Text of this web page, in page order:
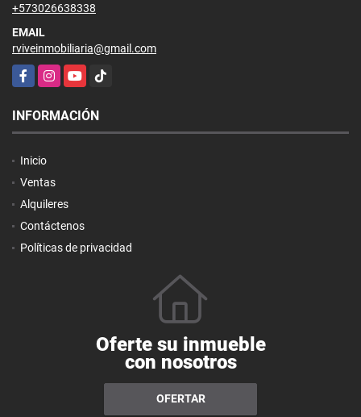
+573026638338
EMAIL
rviveinmobiliaria@gmail.com
FacebookInstagramYouTubeTikTok
INFORMACIÓN
Inicio
Ventas
Alquileres
Contáctenos
Políticas de privacidad
Oferte su inmueble
con nosotros
OFERTAR